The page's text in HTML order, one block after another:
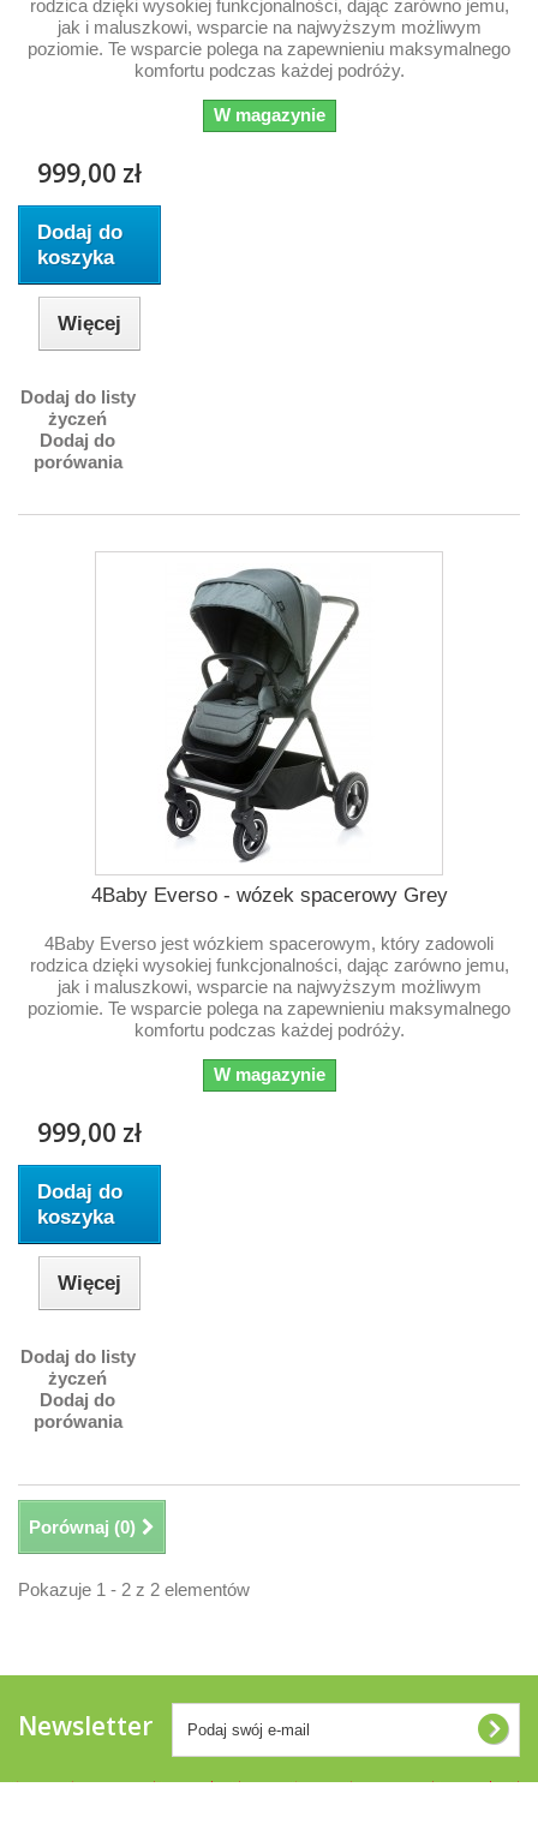
rodzica dzięki wysokiej funkcjonalności, dając zarówno jemu,
jak i maluszkowi, wsparcie na najwyższym możliwym
poziomie. Te wsparcie polega na zapewnieniu maksymalnego
komfortu podczas każdej podróży.
W magazynie
999,00 zł
Dodaj do
koszyka
Więcej
Dodaj do listy
życzeń
Dodaj do
porówania
4Baby Everso - wózek spacerowy Grey
4Baby Everso jest wózkiem spacerowym, który zadowoli
rodzica dzięki wysokiej funkcjonalności, dając zarówno jemu,
jak i maluszkowi, wsparcie na najwyższym możliwym
poziomie. Te wsparcie polega na zapewnieniu maksymalnego
komfortu podczas każdej podróży.
W magazynie
999,00 zł
Dodaj do
koszyka
Więcej
Dodaj do listy
życzeń
Dodaj do
porówania
Porównaj (0)
Pokazuje 1 - 2 z 2 elementów
Newsletter